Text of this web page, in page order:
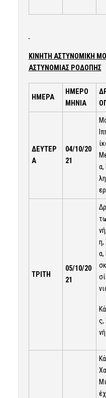
ΚΙΝΗΤΗ ΑΣΤΥΝΟΜΙΚΗ
ΑΣΤΥΝΟΜΙΑΣ ΡΟΔΟΠΗΣ
ΗΜΕΡΑ
ΗΜΕΡΟ
ΜΗΝΙΑ
ΔΕΥΤΕΡ
Α
04/10/20
21
α,
ΤΡΙΤΗ
05/10/20
21
η,
α,
ς,
νή.